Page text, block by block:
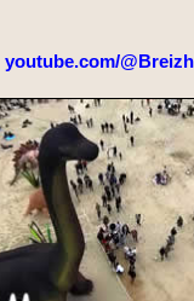
youtube.com/